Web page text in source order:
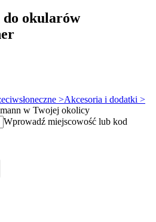
do okularów
>Akcesoria i dodatki >
w Twojej okolicy
Wprowadź miejscowość lub kod